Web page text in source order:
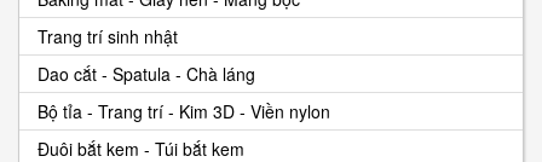
Trang trí sinh nhật
Dao cắt - Spatula - Chà láng
Bộ tỉa - Trang trí - Kim 3D - Viền nylon
Đuôi bắt kem - Túi bắt kem